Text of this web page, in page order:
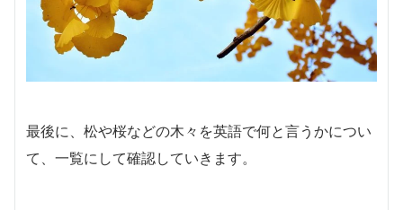
最後に、松や桜などの木々を英語で何と言うかについ
て、一覧にして確認していきます。